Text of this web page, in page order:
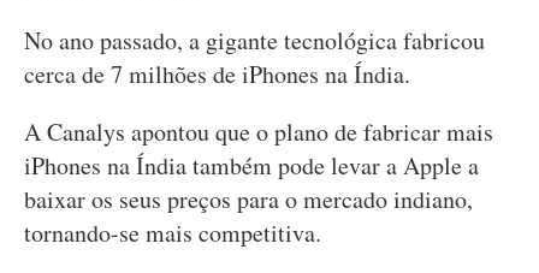
No ano passado, a gigante tecnológica fabricou
cerca de 7 milhões de iPhones na Índia.
A Canalys apontou que o plano de fabricar mais
iPhones na Índia também pode levar a Apple a
baixar os seus preços para o mercado indiano,
tornando-se mais competitiva.